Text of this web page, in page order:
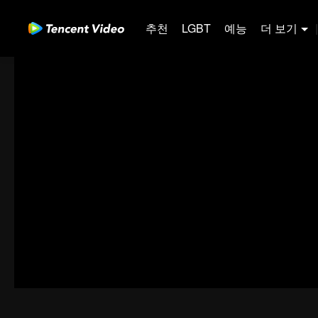
추천 LGBT 예능 더 보기 |